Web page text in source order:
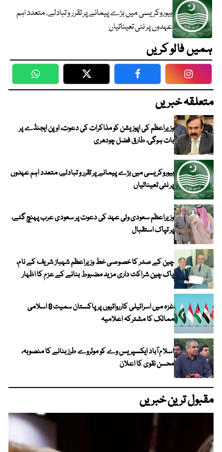
بیوروکریسی میں بڑے پیمانے پر تقرر و تبادلے، متعدد اہم
عہدوں پر نئی تعیناتیاں
ہمیں فالو کریں
WhatsApp Twitter Facebook
متعلقہ خبریں
وزیراعظم کی اپوزیشن کو مذاکرات کی دعوت، اوپن ایجنڈے پر
بات ہوگی، طارق فضل چودھری
بیوروکریسی میں بڑے پیمانے پر تقرر و تبادلے، متعدد اہم عہدوں
پر نئی تعیناتیاں
وزیراعظم سعودی ولی عہد کی دعوت پر سعودی عرب پہنچ گئے،
پر تپاک استقبال
چین کے صدر کا خصوصی خط وزیراعظم شہباز شریف کے نام،
پاک چین شراکت داری مزید مضبوط بنانے کے عزم کا اظہار
غزہ میں اسرائیلی کارروائیوں پر پاکستان سمیت 8 اسلامی
ممالک کا مشترکہ اعلامیہ
اسلام آباد ایکسپریس وے کو موٹروے طرز بنانے کا منصوبہ،
محسن نقوی کا اعلان
مقبول ترین خبریں